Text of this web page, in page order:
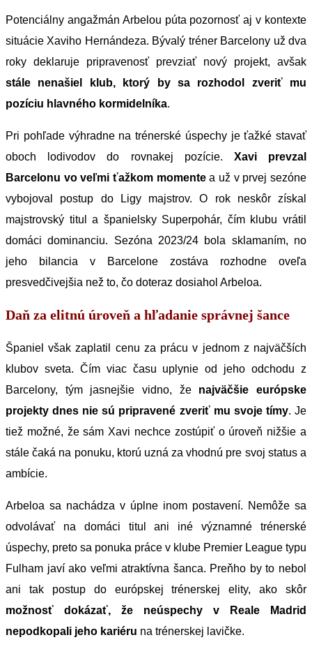
Potenciálny angažmán Arbelou púta pozornosť aj v kontexte
situácie Xaviho Hernándeza. Bývalý tréner Barcelony už dva
roky deklaruje pripravenosť prevziať nový projekt, avšak
stále nenašiel klub, ktorý by sa rozhodol zveriť mu
pozíciu hlavného kormidelníka.
Pri pohľade výhradne na trénerské úspechy je ťažké stavať
oboch lodivodov do rovnakej pozície. Xavi prevzal
Barcelonu vo veľmi ťažkom momentea už v prvej sezóne
vybojoval postup do Ligy majstrov. O rok neskôr získal
majstrovský titul a španielsky Superpohár, čím klubu vrátil
domáci dominanciu. Sezóna 2023/24 bola sklamaním, no
jeho bilancia v Barcelone zostáva rozhodne oveľa
presvedčivejšia než to, čo doteraz dosiahol Arbeloa.
Daň za elitnú úroveň a hľadanie správnej šance
Španiel však zaplatil cenu za prácu v jednom z najväčších
klubov sveta. Čím viac času uplynie od jeho odchodu z
Barcelony, tým jasnejšie vidno, že najväčšie európske
projekty dnes nie sú pripravené zveriť mu svoje tímy. Je
tiež možné, že sám Xavi nechce zostúpiť o úroveň nižšie a
stále čaká na ponuku, ktorú uzná za vhodnú pre svoj status a
ambície.
Arbeloa sa nachádza v úplne inom postavení. Nemôže sa
odvolávať na domáci titul ani iné významné trénerské
úspechy, preto sa ponuka práce v klube Premier League typu
Fulham javí ako veľmi atraktívna šanca. Preňho by to nebol
ani tak postup do európskej trénerskej elity, ako skôr
možnosť dokázať, že neúspechy v Reale Madrid
nepodkopali jeho kariéru na trénerskej lavičke.